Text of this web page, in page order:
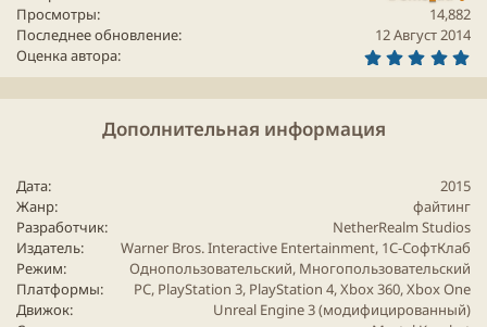
подключаемый функционал для игры в онлайне
Для просмотра этого контента нам потребуется ваше
Принимать сторонние файлы Cookie
Просмотры
14,882
Последнее обновление
12 Август 2014
Оценка автора
0
Дополнительная информация
Дата
2015
Жанр
файтинг
Разработчик
NetherRealm Studios
Издатель
Warner Bros. Interactive Entertainment, 1С-СофтКлаб
Режим
Однопользовательский Многопользовательский
Платформы
PC PlayStation 3 PlayStation 4 Xbox360 XboxOne
Движок
Unreal Engine 3 (модифицированный)